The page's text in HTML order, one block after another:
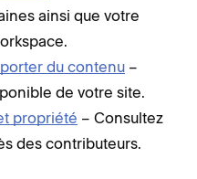
ainsi que votre
du contenu –
de votre site.
propriété – Consultez
des contributeurs.